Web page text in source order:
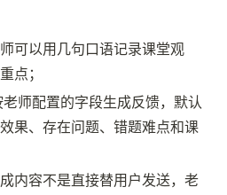
可以用几句口语记录课堂观
点；
师配置的字段生成反馈，默认
果、存在问题、错题难点和课
内容不是直接替用户发送，老